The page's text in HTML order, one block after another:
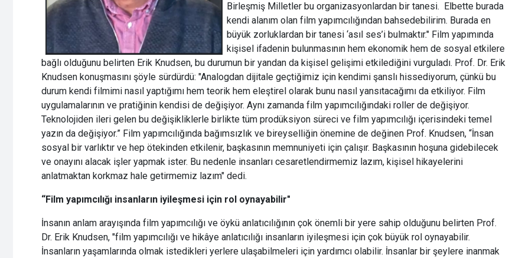
Birleşmiş Milletler bu organizasyonlardan bir tanesi. Elbette burada
kendi alanım olan film yapımcılığından bahsedebilirim. Burada en
büyük zorluklardan bir tanesi ‘asıl ses’i bulmaktır." Film yapımında
kişisel ifadenin bulunmasının hem ekonomik hem de sosyal etkilere
bağlı olduğunu belirten Erik Knudsen, bu durumun bir yandan da kişisel gelişimi etkilediğini vurguladı. Prof. Dr. Erik
Knudsen konuşmasını şöyle sürdürdü: "Analogdan dijitale geçtiğimiz için kendimi şanslı hissediyorum, çünkü bu
durum kendi filmimi nasıl yaptığımı hem teorik hem eleştirel olarak bunu nasıl yansıtacağımı da etkiliyor. Film
uygulamalarının ve pratiğinin kendisi de değişiyor. Aynı zamanda film yapımcılığındaki roller de değişiyor.
Teknolojiden ileri gelen bu değişikliklerle birlikte tüm prodüksiyon süreci ve film yapımcılığı içerisindeki temel
yazın da değişiyor.” Film yapımcılığında bağımsızlık ve bireyselliğin önemine de değinen Prof. Knudsen, “İnsan
sosyal bir varlıktır ve hep ötekinden etkilenir, başkasının memnuniyeti için çalışır. Başkasının hoşuna gidebilecek
ve onayını alacak işler yapmak ister. Bu nedenle insanları cesaretlendirmemiz lazım, kişisel hikayelerini
anlatmaktan korkmaz hale getirmemiz lazım" dedi.
“Film yapımcılığı insanların iyileşmesi için rol oynayabilir"
İnsanın anlam arayışında film yapımcılığı ve öykü anlatıcılığının çok önemli bir yere sahip olduğunu belirten Prof.
Dr. Erik Knudsen, "film yapımcılığı ve hikâye anlatıcılığı insanların iyileşmesi için çok büyük rol oynayabilir.
İnsanların yaşamlarında olmak istedikleri yerlere ulaşabilmeleri için yardımcı olabilir. İnsanlar bir şeylere inanmak